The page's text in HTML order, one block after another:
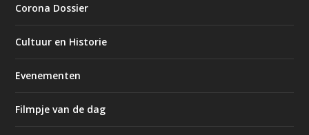
Corona Dossier
Cultuur en Historie
Evenementen
Filmpje van de dag